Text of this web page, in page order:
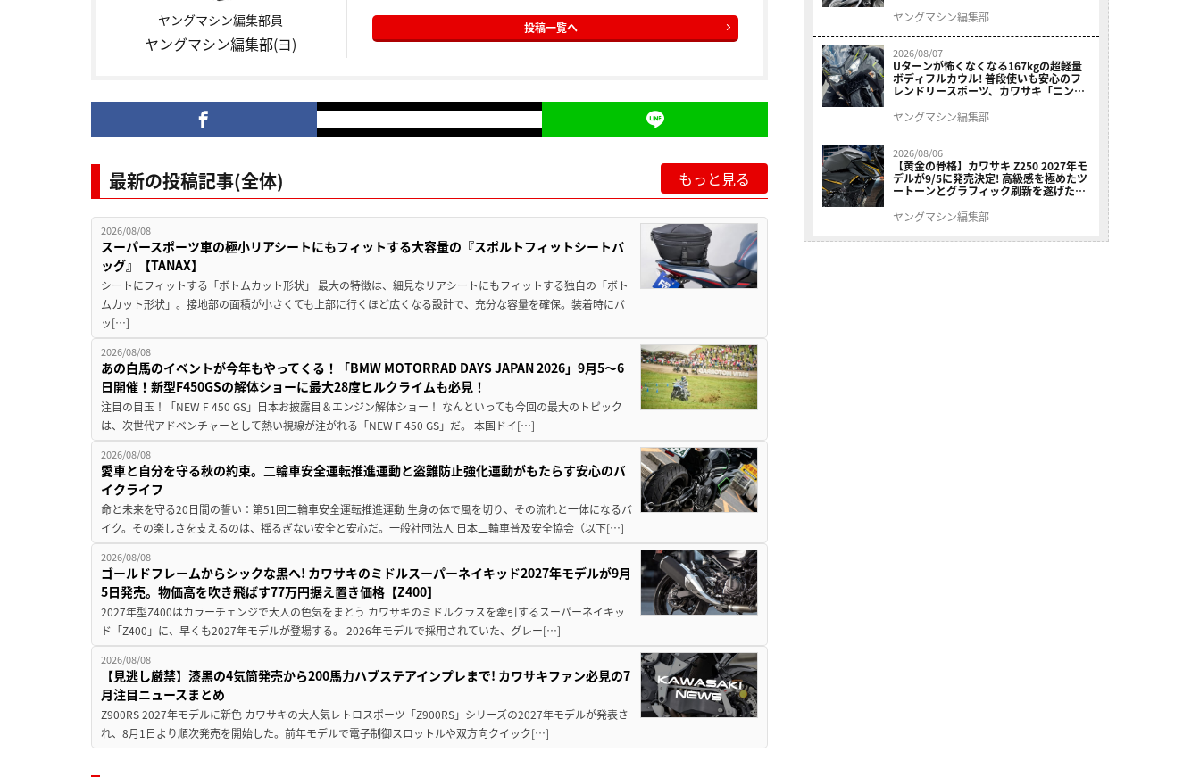
ヤングマシン編集部員
ヤングマシン編集部(ヨ)
投稿一覧へ
最新の投稿記事(全体) もっと見る
2026/08/08
スーパースポーツ車の極小リアシートにもフィットする大容量の『スポルトフィットシートバ
ッグ』【TANAX】
シートにフィットする「ボトムカット形状」 最大の特徴は、細見なリアシートにもフィットする独自の「ボト
ムカット形状」。接地部の面積が小さくても上部に行くほど広くなる設計で、充分な容量を確保。装着時にバ
ッ[…]
2026/08/08
あの白馬のイベントが今年もやってくる！「BMW MOTORRAD DAYS JAPAN 2026」9月5〜6
日開催！新型F450GSの解体ショーに最大28度ヒルクライムも必見！
注目の目玉！「NEW F 450 GS」日本お披露目＆エンジン解体ショー！ なんといっても今回の最大のトピック
は、次世代アドベンチャーとして熱い視線が注がれる「NEW F 450 GS」だ。 本国ドイ[…]
2026/08/08
愛車と自分を守る秋の約束。二輪車安全運転推進運動と盗難防止強化運動がもたらす安心のバ
イクライフ
命と未来を守る20日間の誓い：第51回二輪車安全運転推進運動 生身の体で風を切り、その流れと一体になるバ
イク。その楽しさを支えるのは、揺るぎない安全と安心だ。一般社団法人 日本二輪車普及安全協会（以下[…]
2026/08/08
ゴールドフレームからシックな黒へ! カワサキのミドルスーパーネイキッド2027年モデルが9月
5日発売。物価高を吹き飛ばす77万円据え置き価格【Z400】
2027年型Z400はカラーチェンジで大人の色気をまとう カワサキのミドルクラスを牽引するスーパーネイキッ
ド「Z400」に、早くも2027年モデルが登場する。 2026年モデルで採用されていた、グレー[…]
2026/08/08
【見逃し厳禁】漆黒の4気筒発売から200馬力ハブステアインプレまで! カワサキファン必見の7
月注目ニュースまとめ
Z900RS 2027年モデルに新色 カワサキの大人気レトロスポーツ「Z900RS」シリーズの2027年モデルが発表さ
れ、8月1日より順次発売を開始した。前年モデルで電子制御スロットルや双方向クイック[…]
ヤングマシン編集部
2026/08/07
Uターンが怖くなくなる167kgの超軽量
ボディフルカウル! 普段使いも安心のフ
レンドリースポーツ、カワサキ「ニンジ
9/5発売
ヤングマシン編集部
2026/08/06
【黄金の骨格】カワサキ Z250 2027年モ
デルが9/5に発売決定! 高級感を極めたツ
ートーンとグラフィック刷新を遂げた本
ヤングマシン編集部